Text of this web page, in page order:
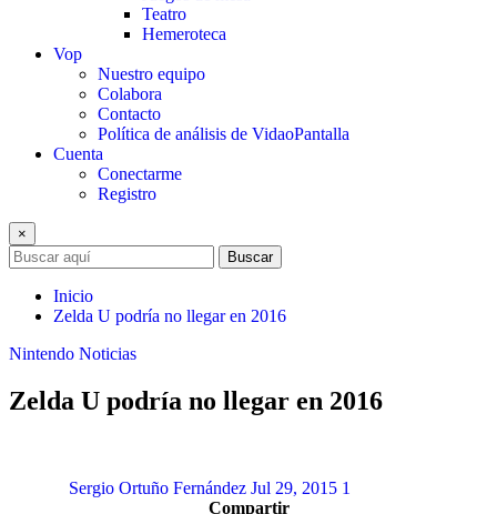
Teatro
Hemeroteca
Vop
Nuestro equipo
Colabora
Contacto
Política de análisis de VidaoPantalla
Cuenta
Conectarme
Registro
×
Buscar
Inicio
Zelda U podría no llegar en 2016
Nintendo Noticias
Zelda U podría no llegar en 2016
Sergio Ortuño Fernández Jul 29, 2015 1
Compartir